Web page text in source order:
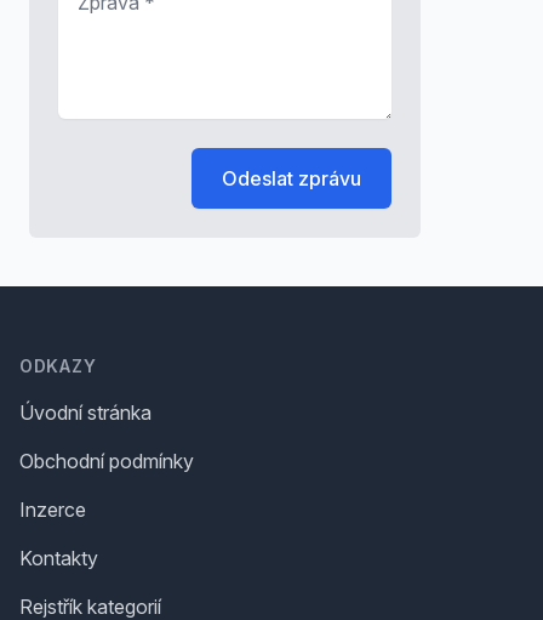
Odeslat zprávu
ODKAZY
Úvodní stránka
Obchodní podmínky
Inzerce
Kontakty
Rejstřík kategorií